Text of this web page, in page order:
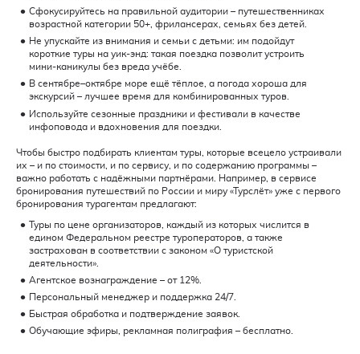
Сфокусируйтесь на правильной аудитории – путешественниках
возрастной категории 50+, фрилансерах, семьях без детей.
Не упускайте из внимания и семьи с детьми: им подойдут
короткие туры на уик-энд: такая поездка позволит устроить
мини-каникулы без вреда учёбе.
В сентябре–октябре море ещё тёплое, а погода хороша для
экскурсий – лучшее время для комбинированных туров.
Используйте сезонные праздники и фестивали в качестве
инфоповода и вдохновения для поездки.
Чтобы быстро подбирать клиентам туры, которые всецело устраивали
их – и по стоимости, и по сервису, и по содержанию программы –
важно работать с надёжными партнёрами. Например, в сервисе
бронирования путешествий по России и миру «Турслёт» уже с первого
бронирования турагентам предлагают:
Туры по цене организаторов, каждый из которых числится в
едином Федеральном реестре туроператоров, а также
застрахован в соответствии с законом «О туристской
деятельности».
Агентское вознаграждение – от 12%.
Персональный менеджер и поддержка 24/7.
Быстрая обработка и подтверждение заявок.
Обучающие эфиры, рекламная полиграфия – бесплатно.